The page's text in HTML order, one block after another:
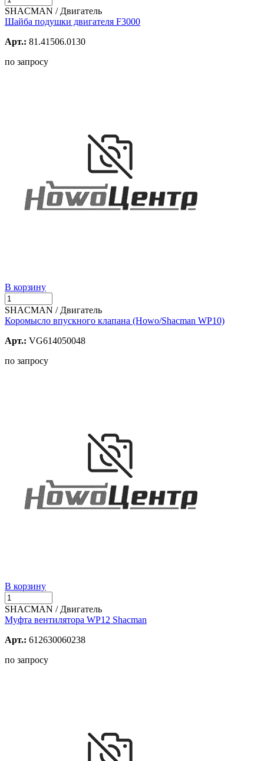
SHACMAN / Двигатель
Шайба подушки двигателя F3000
Арт.: 81.41506.0130
по запросу
В корзину
SHACMAN / Двигатель
Коромысло впускного клапана (Howo/Shacman WP10)
Арт.: VG614050048
по запросу
В корзину
SHACMAN / Двигатель
Муфта вентилятора WP12 Shacman
Арт.: 612630060238
по запросу